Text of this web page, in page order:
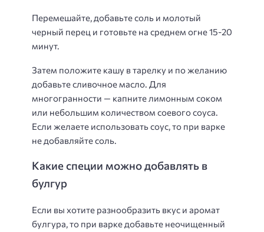
Перемешайте, добавьте соль и молотый
черный перец и готовьте на среднем огне 15-20
минут.
Затем положите кашу в тарелку и по желанию
добавьте сливочное масло. Для
многогранности — капните лимонным соком
или небольшим количеством соевого соуса.
Если желаете использовать соус, то при варке
не добавляйте соль.
Какие специи можно добавлять в
булгур
Если вы хотите разнообразить вкус и аромат
булгура, то при варке добавьте неочищенный